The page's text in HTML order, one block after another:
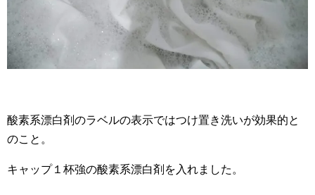
酸素系漂白剤のラベルの表示ではつけ置き洗いが効果的と
のこと。
キャップ１杯強の酸素系漂白剤を入れました。